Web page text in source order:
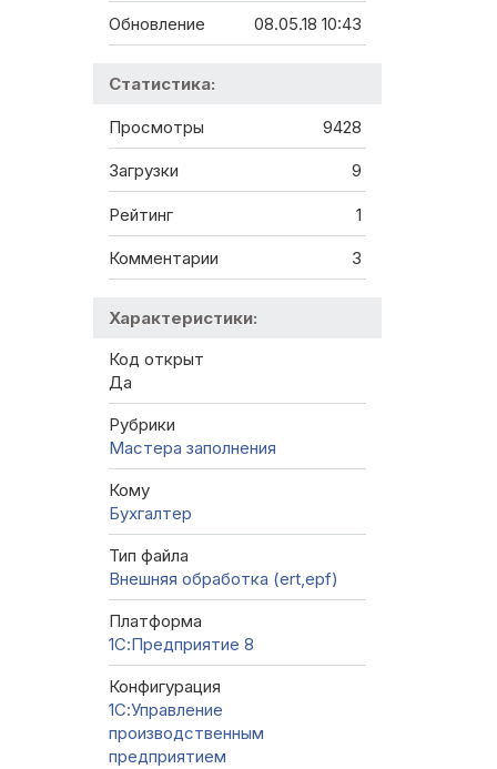
Обновление 08.05.18 10:43
Статистика:
Просмотры 9428
Загрузки 9
Рейтинг 1
Комментарии 3
Характеристики:
Код открыт
Да
Рубрики
Мастера заполнения
Кому
Бухгалтер
Тип файла
Внешняя обработка (ert,epf)
Платформа
1С:Предприятие 8
Конфигурация
1С:Управление
производственным
предприятием